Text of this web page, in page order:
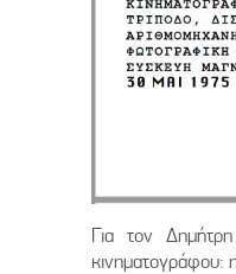
Για τον
κινηματογράφου: